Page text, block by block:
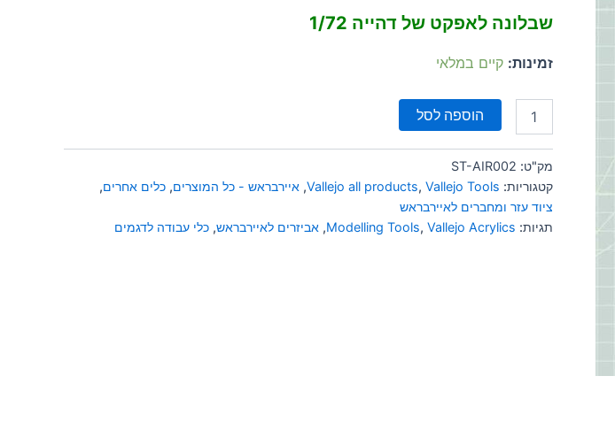
שבלונה לאפקט של דהייה 1/72
זמינות: קיים במלאי
הוספה לסל
מק"ט: ST-AIR002
קטגוריות:
Vallejo all products, Vallejo Tools
, איירבראש - כל המוצרים, כלים אחרים,
ציוד עזר ומחברים לאיירבראש
תגיות:
Modelling Tools, Vallejo Acrylics
, אביזרים לאיירבראש, כלי עבודה לדגמים